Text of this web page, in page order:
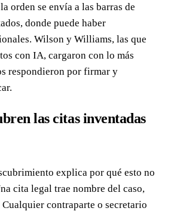
orden se envía a las barras de
donde puede haber
Wilson y Williams, las que
con IA, cargaron con lo más
respondieron por firmar y
las citas inventadas
explica por qué esto no
cita legal trae nombre del caso,
contraparte o secretario